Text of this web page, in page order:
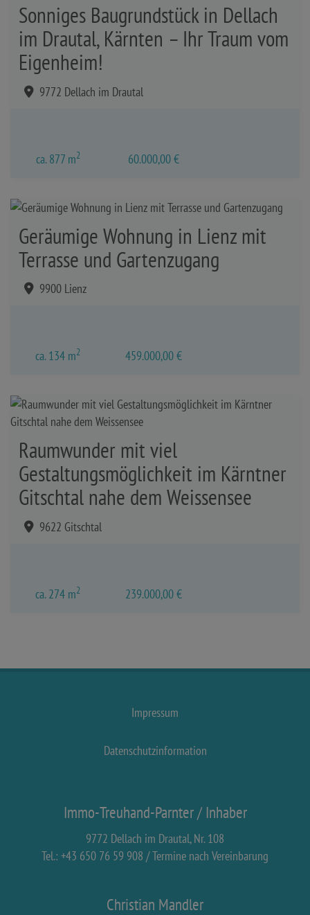
Sonniges Baugrundstück in Dellach
im Drautal, Kärnten – Ihr Traum vom
Eigenheim!
9772 Dellach im Drautal
ca. 877 m2 60.000,00 €
Geräumige Wohnung in Lienz mit
Terrasse und Gartenzugang
9900 Lienz
ca. 134 m2 459.000,00 €
Raumwunder mit viel
Gestaltungsmöglichkeit im Kärntner
Gitschtal nahe dem Weissensee
9622 Gitschtal
ca. 274 m2 239.000,00 €
Impressum
Datenschutzinformation
Immo-Treuhand-Parnter / Inhaber
9772 Dellach im Drautal, Nr. 108
Tel.: +43 650 76 59 908 / Termine nach Vereinbarung
Christian Mandler